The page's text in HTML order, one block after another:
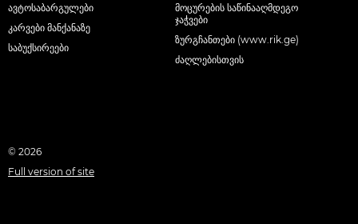
ავტოსაბარგულები
კარვები მანქანაზე
საბუქსირეები
მოცურების საწინააღმდეგო
ჯაჭვები
ზურგჩანთები (www.rik.ge)
ძაღლებისთვის
© 2026
Full version of site